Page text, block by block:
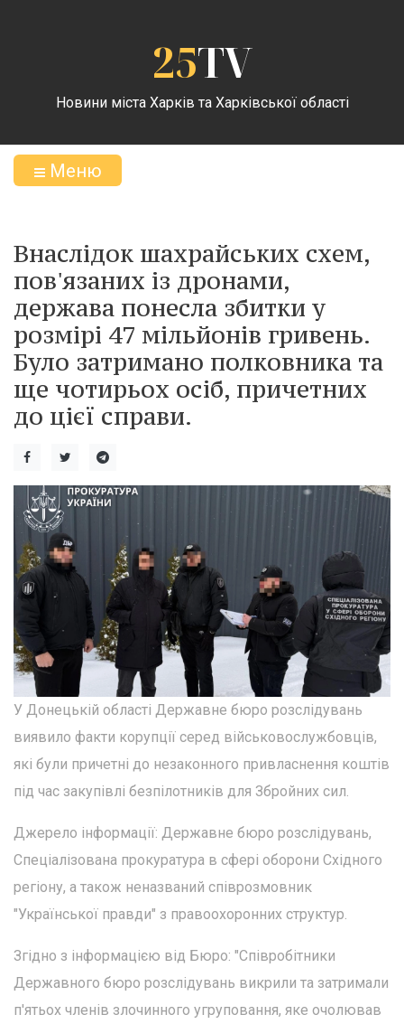
25TV
Новини міста Харків та Харківської області
Меню
Внаслідок шахрайських схем,
пов'язаних із дронами,
держава понесла збитки у
розмірі 47 мільйонів гривень.
Було затримано полковника та
ще чотирьох осіб, причетних
до цієї справи.
У Донецькій області Державне бюро розслідувань
виявило факти корупції серед військовослужбовців,
які були причетні до незаконного привласнення коштів
під час закупівлі безпілотників для Збройних сил.
Джерело інформації: Державне бюро розслідувань,
Спеціалізована прокуратура в сфері оборони Східного
регіону, а також неназваний співрозмовник
"Української правди" з правоохоронних структур.
Згідно з інформацією від Бюро: "Співробітники
Державного бюро розслідувань викрили та затримали
п'ятьох членів злочинного угруповання, яке очолював